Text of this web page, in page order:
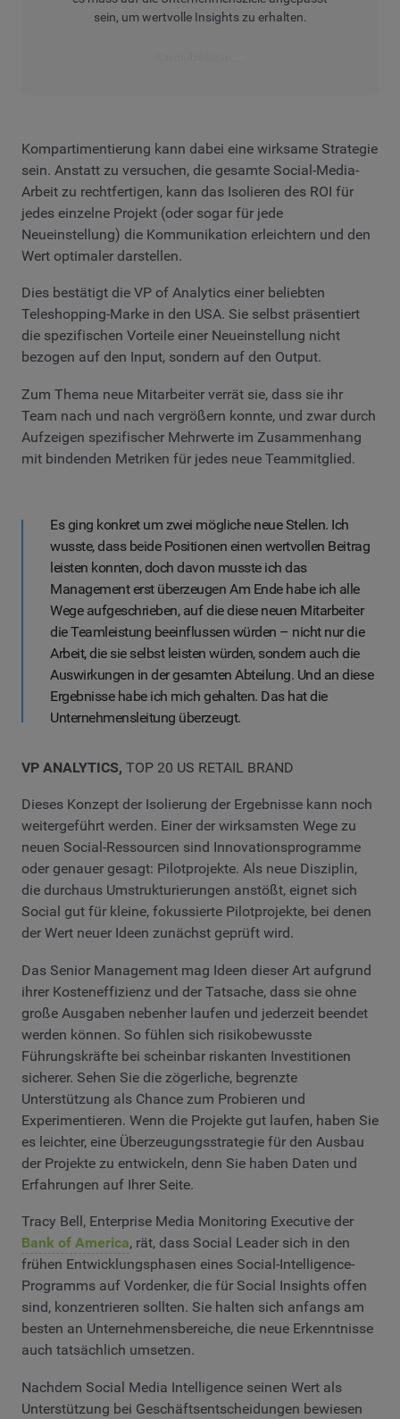
sein, um wertvolle Insights zu erhalten.
Kompartimentierung kann dabei eine wirksame Strategie
sein. Anstatt zu versuchen, die gesamte Social-Media-
Arbeit zu rechtfertigen, kann das Isolieren des ROI für
jedes einzelne Projekt (oder sogar für jede
Neueinstellung) die Kommunikation erleichtern und den
Wert optimaler darstellen.
Dies bestätigt die VP of Analytics einer beliebten
Teleshopping-Marke in den USA. Sie selbst präsentiert
die spezifischen Vorteile einer Neueinstellung nicht
bezogen auf den Input, sondern auf den Output.
Zum Thema neue Mitarbeiter verrät sie, dass sie ihr
Team nach und nach vergrößern konnte, und zwar durch
Aufzeigen spezifischer Mehrwerte im Zusammenhang
mit bindenden Metriken für jedes neue Teammitglied.
Es ging konkret um zwei mögliche neue Stellen. Ich
wusste, dass beide Positionen einen wertvollen Beitrag
leisten konnten, doch davon musste ich das
Management erst überzeugen Am Ende habe ich alle
Wege aufgeschrieben, auf die diese neuen Mitarbeiter
die Teamleistung beeinflussen würden – nicht nur die
Arbeit, die sie selbst leisten würden, sondern auch die
Auswirkungen in der gesamten Abteilung. Und an diese
Ergebnisse habe ich mich gehalten. Das hat die
Unternehmensleitung überzeugt.
VP ANALYTICS, TOP 20 US RETAIL BRAND
Dieses Konzept der Isolierung der Ergebnisse kann noch
weitergeführt werden. Einer der wirksamsten Wege zu
neuen Social-Ressourcen sind Innovationsprogramme
oder genauer gesagt: Pilotprojekte. Als neue Disziplin,
die durchaus Umstrukturierungen anstößt, eignet sich
Social gut für kleine, fokussierte Pilotprojekte, bei denen
der Wert neuer Ideen zunächst geprüft wird.
Das Senior Management mag Ideen dieser Art aufgrund
ihrer Kosteneffizienz und der Tatsache, dass sie ohne
große Ausgaben nebenher laufen und jederzeit beendet
werden können. So fühlen sich risikobewusste
Führungskräfte bei scheinbar riskanten Investitionen
sicherer. Sehen Sie die zögerliche, begrenzte
Unterstützung als Chance zum Probieren und
Experimentieren. Wenn die Projekte gut laufen, haben Sie
es leichter, eine Überzeugungsstrategie für den Ausbau
der Projekte zu entwickeln, denn Sie haben Daten und
Erfahrungen auf Ihrer Seite.
Tracy Bell, Enterprise Media Monitoring Executive der
Bank of America, rät, dass Social Leader sich in den
frühen Entwicklungsphasen eines Social-Intelligence-
Programms auf Vordenker, die für Social Insights offen
sind, konzentrieren sollten. Sie halten sich anfangs am
besten an Unternehmensbereiche, die neue Erkenntnisse
auch tatsächlich umsetzen.
Nachdem Social Media Intelligence seinen Wert als
Unterstützung bei Geschäftsentscheidungen bewiesen